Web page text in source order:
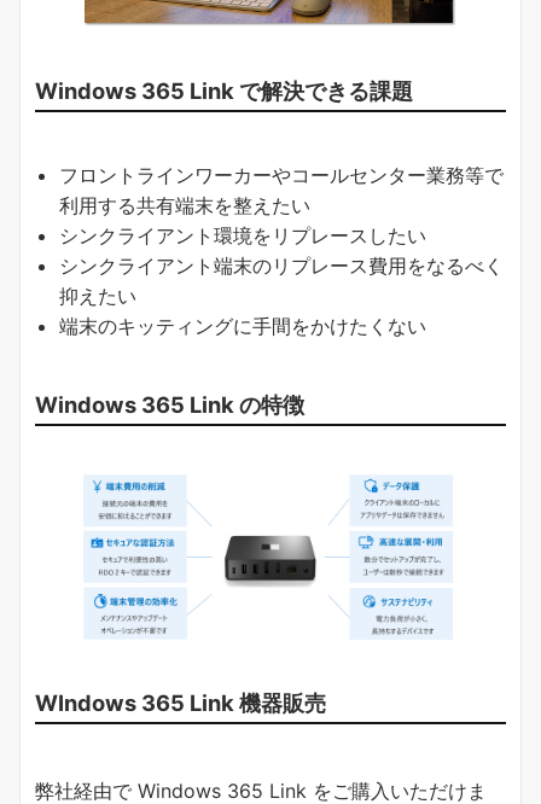
Windows 365 Link で解決できる課題
フロントラインワーカーやコールセンター業務等で
利用する共有端末を整えたい
シンクライアント環境をリプレースしたい
シンクライアント端末のリプレース費用をなるべく
抑えたい
端末のキッティングに手間をかけたくない
Windows 365 Link の特徴
WIndows 365 Link 機器販売
弊社経由で Windows 365 Link をご購入いただけま